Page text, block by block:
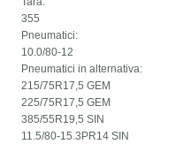
355
Pneumatici:
10.0/80-12
Pneumatici in alternativa:
215/75R17,5 GEM
225/75R17,5 GEM
385/55R19,5 SIN
11.5/80-15.3PR14 SIN